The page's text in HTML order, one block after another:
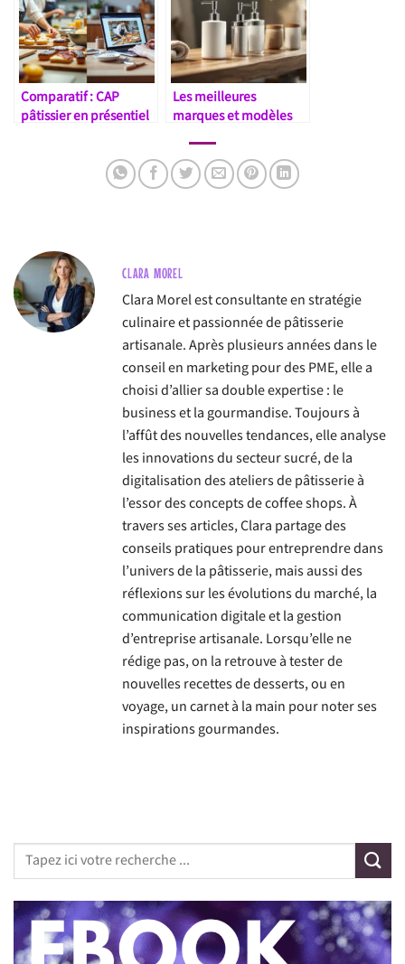
Comparatif : CAP
pâtissier en présentiel
Les meilleures
marques et modèles
comparatif et avis
CLARA MOREL
Clara Morel est consultante en stratégie
culinaire et passionnée de pâtisserie
artisanale. Après plusieurs années dans le
conseil en marketing pour des PME, elle a
choisi d’allier sa double expertise : le
business et la gourmandise. Toujours à
l’affût des nouvelles tendances, elle analyse
les innovations du secteur sucré, de la
digitalisation des ateliers de pâtisserie à
l’essor des concepts de coffee shops. À
travers ses articles, Clara partage des
conseils pratiques pour entreprendre dans
l’univers de la pâtisserie, mais aussi des
réflexions sur les évolutions du marché, la
communication digitale et la gestion
d’entreprise artisanale. Lorsqu’elle ne
rédige pas, on la retrouve à tester de
nouvelles recettes de desserts, ou en
voyage, un carnet à la main pour noter ses
inspirations gourmandes.